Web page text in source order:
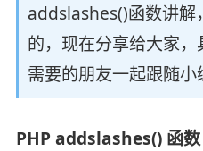
addslashes()函数讲解
的，现在分享给大家，
需要的朋友一起跟随小
PHP addslashes() 函数